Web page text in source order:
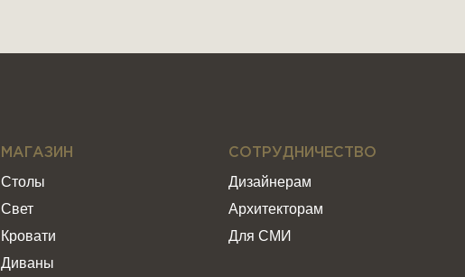
МАГАЗИН
Столы
Свет
Кровати
Диваны
СОТРУДНИЧЕСТВО
Дизайнерам
Архитекторам
Для СМИ